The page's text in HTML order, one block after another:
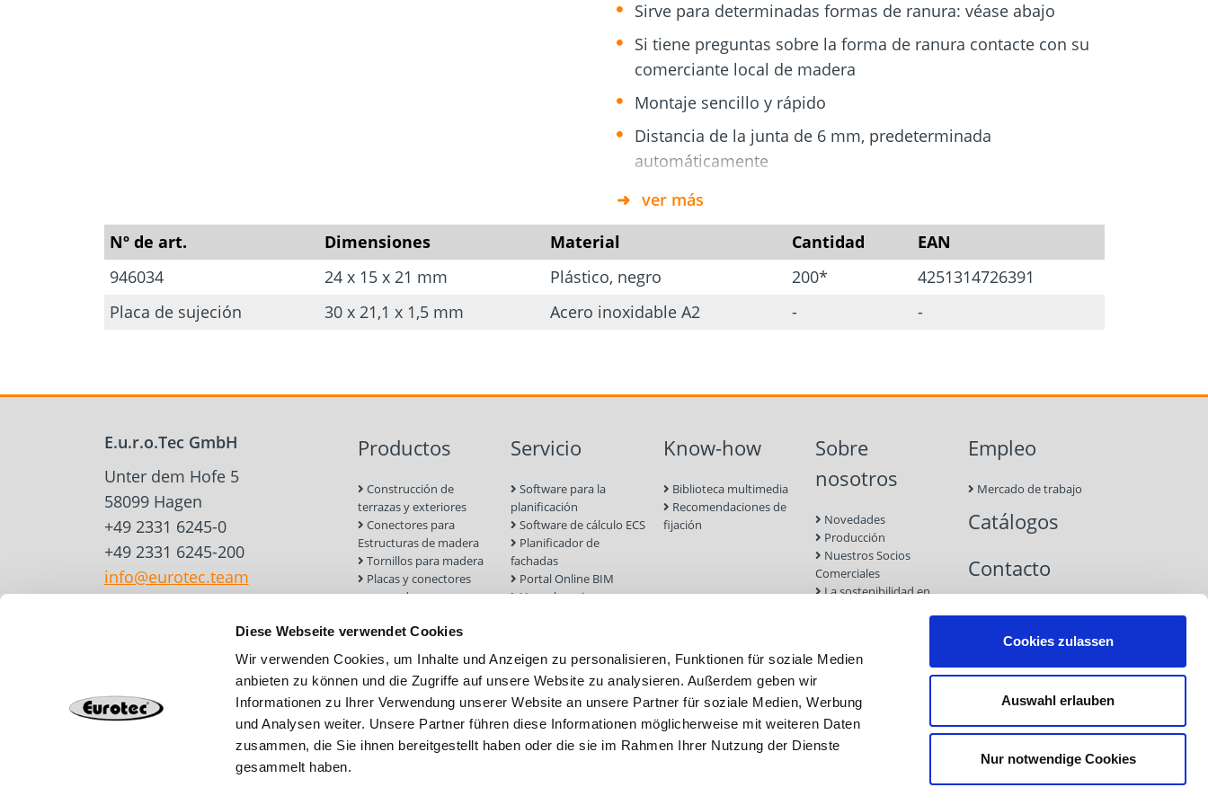
Diese Webseite verwendet Cookies
Wir verwenden Cookies, um Inhalte und Anzeigen zu personalisieren, Funktionen für soziale Medien
anbieten zu können und die Zugriffe auf unsere Website zu analysieren. Außerdem geben wir
Informationen zu Ihrer Verwendung unserer Website an unsere Partner für soziale Medien, Werbung
und Analysen weiter. Unsere Partner führen diese Informationen möglicherweise mit weiteren Daten
zusammen, die Sie ihnen bereitgestellt haben oder die sie im Rahmen Ihrer Nutzung der Dienste
gesammelt haben.
Cookies zulassen
Auswahl erlauben
Nur notwendige Cookies
Tejado y fachada Cimientos
Sirve para determinadas formas de ranura: véase abajo
Si tiene preguntas sobre la forma de ranura contacte con su
comerciante local de madera
Montaje sencillo y rápido
Distancia de la junta de 6 mm, predeterminada
automáticamente
Los tablones individuales se pueden reajustar y sustituir en
todo momento
Soporte para la protección de madera constructiva
Resistente frente a la corrosión atmosférica
Placa de apriete: 30 x 21,1 x 1,5 mm
La placa doblada de acero inoxidable se adapta a ranuras
p. ej. tablones WPC.
*En el suministro se incluye el tornillo
ver más
Nº de art.
Dimensiones Material Cantidad
EAN
946034
24 x 15 x 21 mm Plástico, negro 200*
4251314726391
Placa de sujeción
30 x 21,1 x 1,5 mm Acero inoxidable A2 - -
E.u.r.o.Tec GmbH
Unter dem Hofe 5
58099 Hagen
+49 2331 6245-0
+49 2331 6245-200
info@eurotec.team
Productos
Construcción de
terrazas y exteriores
Conectores para
Estructuras de madera
Tornillos para madera
Placas y conectores
para madera
Herramientas y
Anclajes para hormigón
y mampostería
Tejado y fachada
Cimientos atornillados
Servicio
Software para la
planificación
Software de cálculo ECS
Planificador de
fachadas
Portal Online BIM
Homologaciones
Know-how
Biblioteca multimedia
Recomendaciones de
fijación
Sobre
nosotros
Novedades
Producción
Nuestros Socios
Comerciales
La sostenibilidad en
Empleo
Mercado de trabajo
Catálogos
Contacto